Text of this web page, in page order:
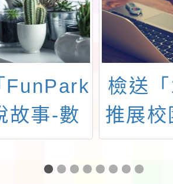
FunPark
故事-數
創作大
檢送
推展
防災
（教